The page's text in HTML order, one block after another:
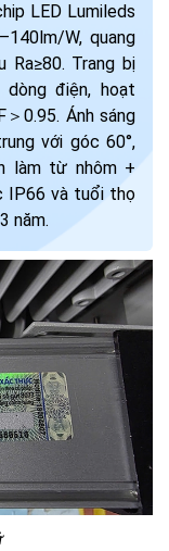
LED Lumileds
W, quang
Ra≥80. Trang bị
dòng điện, hoạt
0.95. Ánh sáng
với góc 60°,
làm từ nhôm +
IP66 và tuổi thọ
năm.